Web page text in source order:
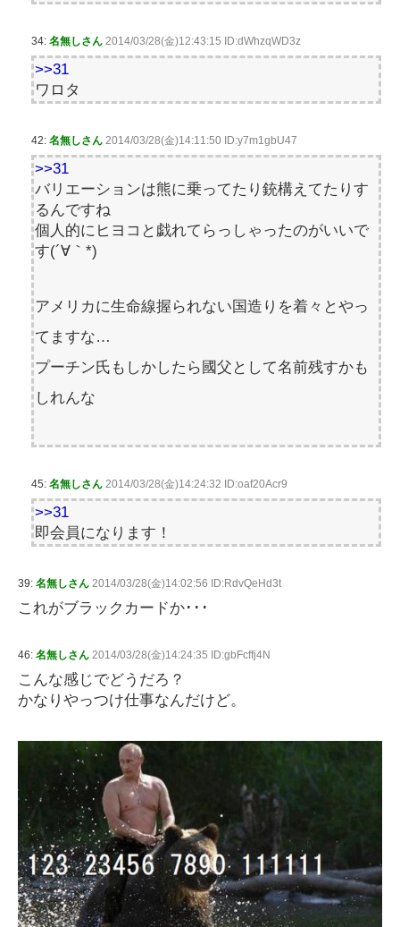
34: 名無しさん 2014/03/28(金)12:43:15 ID:dWhzqWD3z
>>31
ワロタ
42: 名無しさん 2014/03/28(金)14:11:50 ID:y7m1gbU47
>>31
バリエーションは熊に乗ってたり銃構えてたりす
るんですね
個人的にヒヨコと戯れてらっしゃったのがいいで
す(´∀｀*)
アメリカに生命線握られない国造りを着々とやっ
てますな…
プーチン氏もしかしたら國父として名前残すかも
しれんな
45: 名無しさん 2014/03/28(金)14:24:32 ID:oaf20Acr9
>>31
即会員になります！
39: 名無しさん 2014/03/28(金)14:02:56 ID:RdvQeHd3t
これがブラックカードか･･･
46: 名無しさん 2014/03/28(金)14:24:35 ID:gbFcffj4N
こんな感じでどうだろ？
かなりやっつけ仕事なんだけど。